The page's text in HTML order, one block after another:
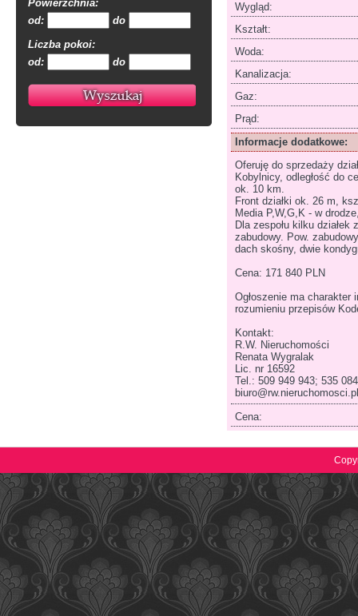
Powierzchnia:
od:
do
Liczba pokoi:
od:
do
Wygląd:
Kształt:
Woda:
Kanalizacja:
Gaz:
Prąd:
Informacje dodatkowe:
Oferuję do sprzedaży
Kobylnicy, odległość do
ok. 10 km.
Front działki ok. 26 m,
Media P,W,G,K - w
Dla zespołu kilku działek
zabudowy. Pow.
dach skośny, dwie
Cena: 171 840 PLN
Ogłoszenie ma
rozumieniu przepisów
Kontakt:
R.W. Nieruchomości
Renata Wygralak
Lic. nr 16592
Tel.: 509 949 943; 535
biuro@rw.nieruchomosci.pl
Cena: